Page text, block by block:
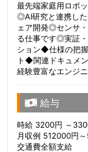
最先端家庭用ロボ
◎AI研究と連携した
ェア開発◎センサ
る仕事です◎実証
ション◆仕様の把
ト◆関連ドキュメ
経験豊富なエンジ
給与
時給 3200円 ～
月収例 512000円
交通費全額支給